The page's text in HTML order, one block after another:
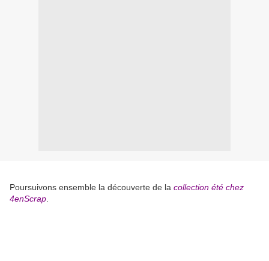
Poursuivons ensemble la découverte de la collection été chez
4enScrap